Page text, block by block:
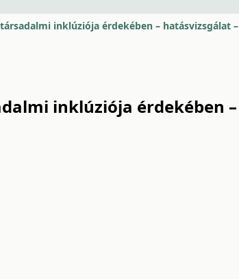
inklúziója érdekében – hatásvizsgálat –
inklúziója érdekében –